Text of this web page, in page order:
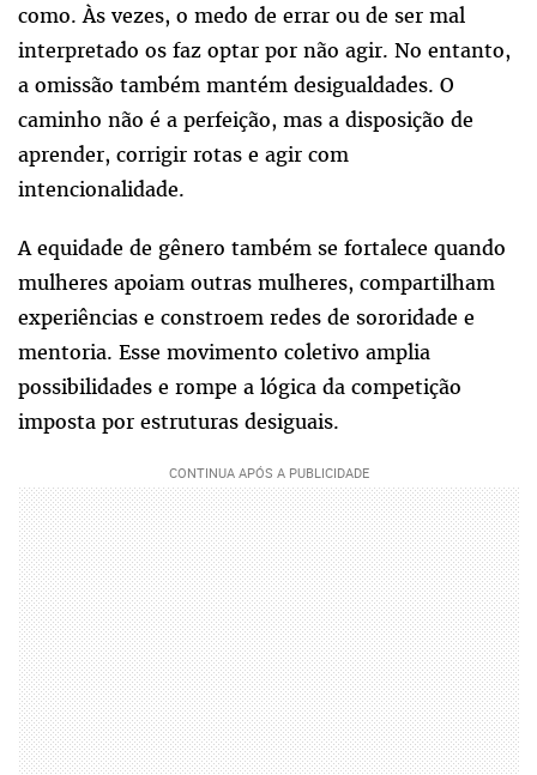
como. Às vezes, o medo de errar ou de ser mal
interpretado os faz optar por não agir. No entanto,
a omissão também mantém desigualdades. O
caminho não é a perfeição, mas a disposição de
aprender, corrigir rotas e agir com
intencionalidade.
A equidade de gênero também se fortalece quando
mulheres apoiam outras mulheres, compartilham
experiências e constroem redes de sororidade e
mentoria. Esse movimento coletivo amplia
possibilidades e rompe a lógica da competição
imposta por estruturas desiguais.